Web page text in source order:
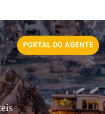
PORTAL DO AGENTE